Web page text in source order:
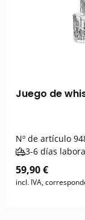
Juego de
Nº de artículo
3-6 días
59,90 €
incl. IVA,